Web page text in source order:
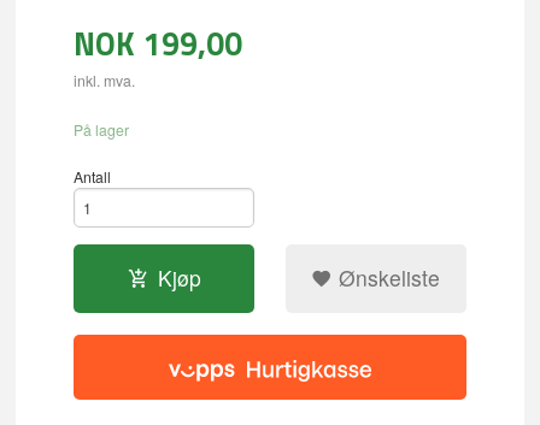
NOK 199,00
inkl. mva.
På lager
Antall
Kjøp Ønskeliste